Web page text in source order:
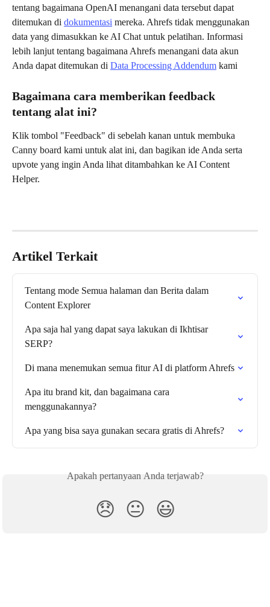
tentang bagaimana OpenAI menangani data tersebut dapat
ditemukan di dokumentasi mereka. Ahrefs tidak menggunakan
data yang dimasukkan ke AI Chat untuk pelatihan. Informasi
lebih lanjut tentang bagaimana Ahrefs menangani data akun
Anda dapat ditemukan di Data Processing Addendum kami
Bagaimana cara memberikan feedback
tentang alat ini?
Klik tombol "Feedback" di sebelah kanan untuk membuka
Canny board kami untuk alat ini, dan bagikan ide Anda serta
upvote yang ingin Anda lihat ditambahkan ke AI Content
Helper.
Artikel Terkait
Tentang mode Semua halaman dan Berita dalam
Content Explorer
Apa saja hal yang dapat saya lakukan di Ikhtisar
SERP?
Di mana menemukan semua fitur AI di platform Ahrefs
Apa itu brand kit, dan bagaimana cara
menggunakannya?
Apa yang bisa saya gunakan secara gratis di Ahrefs?
Apakah pertanyaan Anda terjawab?
😞 😐 😃